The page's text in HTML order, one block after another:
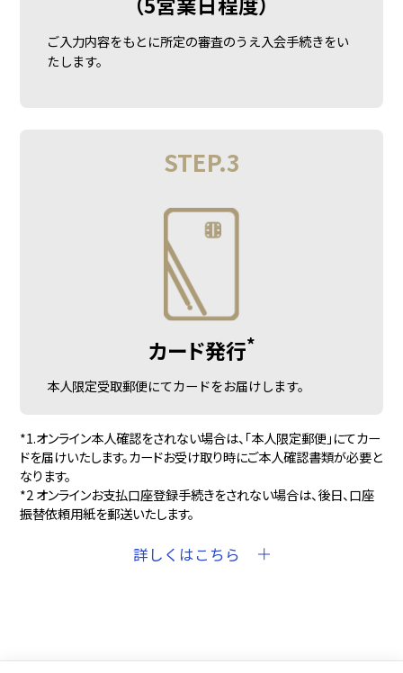
ご入力内容をもとに所定の審査のうえ入会手続きをい
たします。
STEP.3
カード発行*
本人限定受取郵便にてカードをお届けします。
*1.オンライン本人確認をされない場合は、「本人限定郵便」にてカー
ドを届けいたします。カードお受け取り時にご本人確認書類が必要と
なります。
*2 オンラインお支払口座登録手続きをされない場合は、後日、口座
振替依頼用紙を郵送いたします。
詳しくはこちら